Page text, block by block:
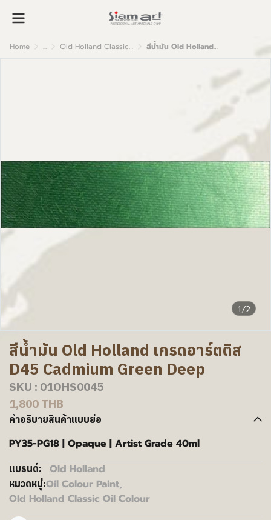
Home ... Old Holland Classic Oil Colour สีน้ำมัน Old Holland เกรดอาร์ตติส D45 Cadmium Green Deep
1/2
สีน้ำมัน Old Holland เกรดอาร์ตติส
D45 Cadmium Green Deep
SKU : 01OHS0045
1,800 THB
คำอธิบายสินค้าแบบย่อ
PY35-PG18 | Opaque | Artist Grade 40ml
แบรนด์: Old Holland
หมวดหมู่:Oil Colour Paint,
Old Holland Classic Oil Colour